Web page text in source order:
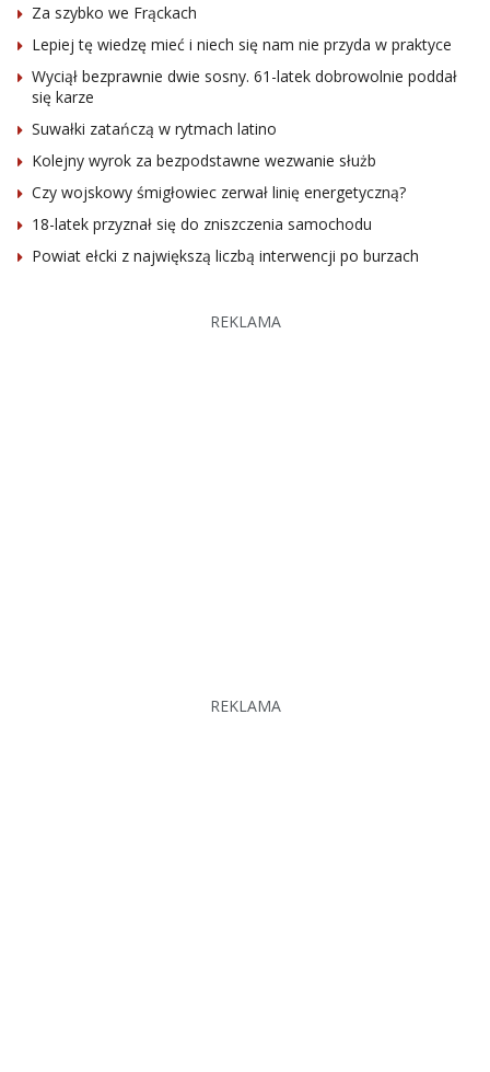
Za szybko we Frąckach
Lepiej tę wiedzę mieć i niech się nam nie przyda w praktyce
Wyciął bezprawnie dwie sosny. 61-latek dobrowolnie poddał
się karze
Suwałki zatańczą w rytmach latino
Kolejny wyrok za bezpodstawne wezwanie służb
Czy wojskowy śmigłowiec zerwał linię energetyczną?
18-latek przyznał się do zniszczenia samochodu
Powiat ełcki z największą liczbą interwencji po burzach
REKLAMA
REKLAMA